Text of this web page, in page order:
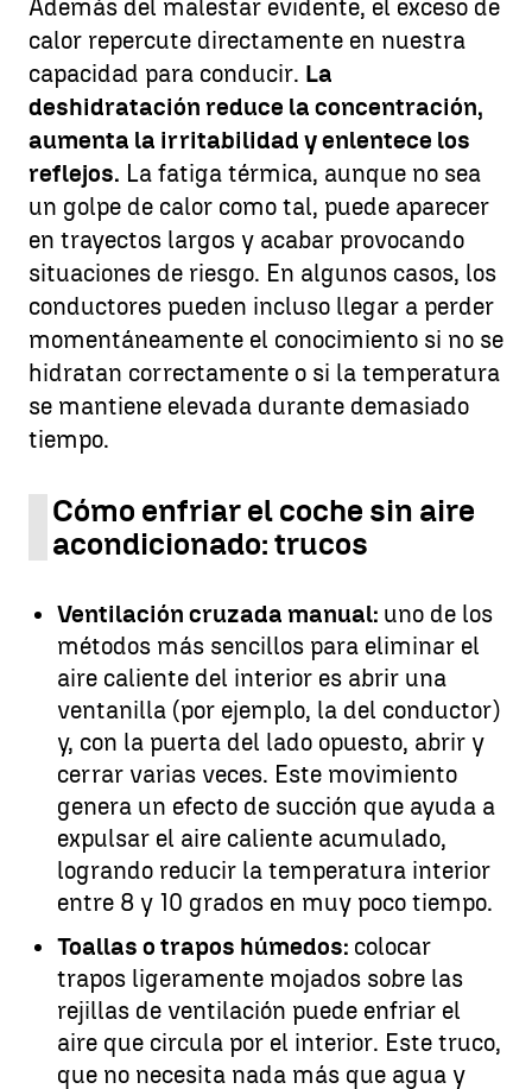
Además del malestar evidente, el exceso de
calor repercute directamente en nuestra
capacidad para conducir. La
deshidratación reduce la concentración,
aumenta la irritabilidad y enlentece los
reflejos. La fatiga térmica, aunque no sea
un golpe de calor como tal, puede aparecer
en trayectos largos y acabar provocando
situaciones de riesgo. En algunos casos, los
conductores pueden incluso llegar a perder
momentáneamente el conocimiento si no se
hidratan correctamente o si la temperatura
se mantiene elevada durante demasiado
tiempo.
Cómo enfriar el coche sin aire
acondicionado: trucos
Ventilación cruzada manual: uno de los
métodos más sencillos para eliminar el
aire caliente del interior es abrir una
ventanilla (por ejemplo, la del conductor)
y, con la puerta del lado opuesto, abrir y
cerrar varias veces. Este movimiento
genera un efecto de succión que ayuda a
expulsar el aire caliente acumulado,
logrando reducir la temperatura interior
entre 8 y 10 grados en muy poco tiempo.
Toallas o trapos húmedos: colocar
trapos ligeramente mojados sobre las
rejillas de ventilación puede enfriar el
aire que circula por el interior. Este truco,
que no necesita nada más que agua y